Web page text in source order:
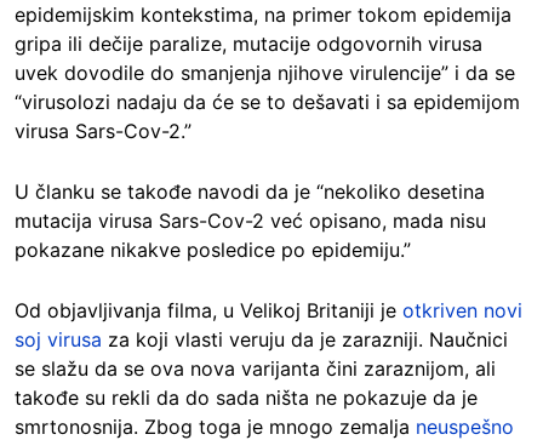
epidemijskim kontekstima, na primer tokom epidemija
gripa ili dečije paralize, mutacije odgovornih virusa
uvek dovodile do smanjenja njihove virulencije” i da se
“virusolozi nadaju da će se to dešavati i sa epidemijom
virusa Sars-Cov-2.”
U članku se takođe navodi da je “nekoliko desetina
mutacija virusa Sars-Cov-2 već opisano, mada nisu
pokazane nikakve posledice po epidemiju.”
Od objavljivanja filma, u Velikoj Britaniji je otkriven novi
soj virusa za koji vlasti veruju da je zarazniji. Naučnici
se slažu da se ova nova varijanta čini zaraznijom, ali
takođe su rekli da do sada ništa ne pokazuje da je
smrtonosnija. Zbog toga je mnogo zemalja neuspešno